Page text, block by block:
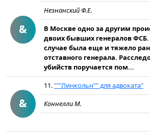
&
Незнанский Ф.Е.
В Москве одно за другим
двоих бывших генералов
случае была еще и тяжело
отставного генерала.
убийств поручается пом...
&
11."""Линкольн"" для адвоката"
Коннелли М.